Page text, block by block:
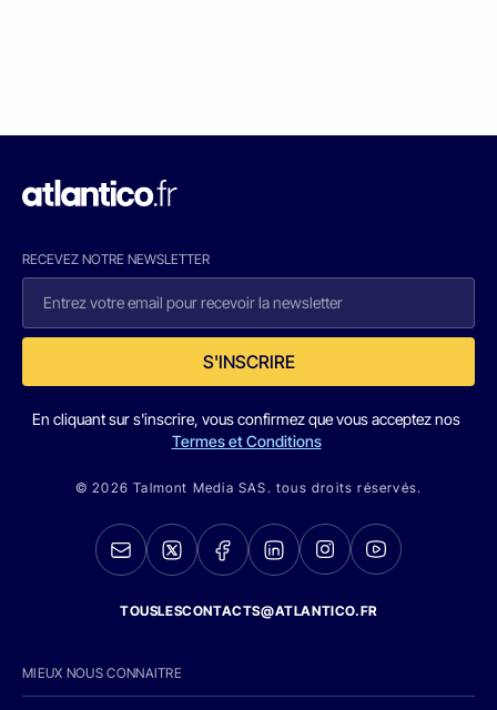
RECEVEZ NOTRE NEWSLETTER
S'INSCRIRE
En cliquant sur s'inscrire, vous confirmez que vous acceptez nos
Termes et Conditions
© 2026 Talmont Media SAS. tous droits réservés.
TOUSLESCONTACTS@ATLANTICO.FR
MIEUX NOUS CONNAITRE